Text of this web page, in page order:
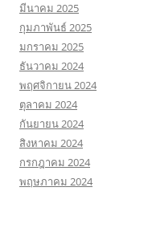
มีนาคม 2025
กุมภาพันธ์ 2025
มกราคม 2025
ธันวาคม 2024
พฤศจิกายน 2024
ตุลาคม 2024
กันยายน 2024
สิงหาคม 2024
กรกฎาคม 2024
พฤษภาคม 2024